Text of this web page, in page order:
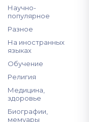
Научно-
популярное
Разное
На иностранных
языках
Обучение
Религия
Медицина,
здоровье
Биографии,
мемуары